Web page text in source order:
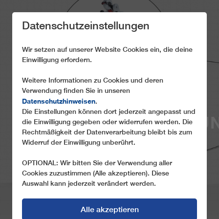
MOBILE
Datenschutzeinstellungen
Wir setzen auf unserer Website Cookies ein, die deine
Einwilligung erfordern.
Weitere Informationen zu Cookies und deren
Verwendung finden Sie in unseren
Datenschutzhinweisen.
Die Einstellungen können dort jederzeit angepasst und
die Einwilligung gegeben oder widerrufen werden. Die
Rechtmäßigkeit der Datenverarbeitung bleibt bis zum
Widerruf der Einwilligung unberührt.
OPTIONAL: Wir bitten Sie der Verwendung aller
Cookies zuzustimmen (Alle akzeptieren). Diese
Auswahl kann jederzeit verändert werden.
Alle akzeptieren